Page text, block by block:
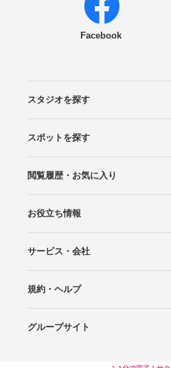
Facebook
スタジオを探す
エリアから探す
こだわりから探す
NEW PHOTO STYLE
プランから探す
フォトタイプ診断
フォトグラファーから探す
国内リゾートから探す
スポットを探す
ロケーションから探す
スタジオから探す
閲覧履歴・お気に入り
閲覧スタジオ
お気に入り
お役立ち情報
Wedding Photo マガジン
はじめてガイド
サービス・会社
Photoraitとは
スタジオの掲載について
お問い合わせ
運営会社
サイトマップ
規約・ヘルプ
プライバシーポリシー
利用規約
ヘルプ
グループサイト
Wedding Park 海外